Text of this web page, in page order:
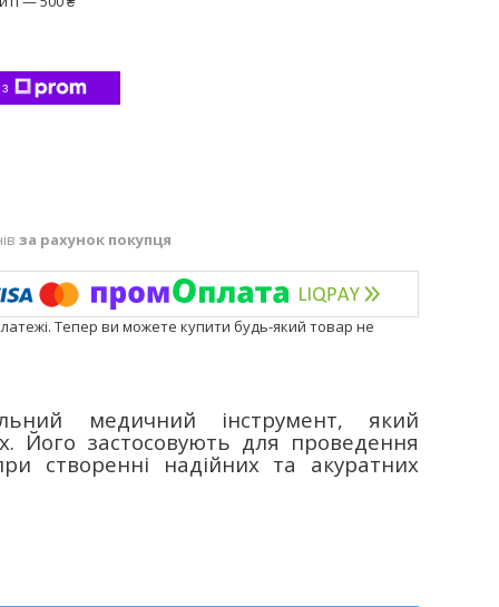
за рахунок покупця
Тепер ви можете купити будь-який товар не
медичний інструмент, який
Його застосовують для проведення
створенні надійних та акуратних